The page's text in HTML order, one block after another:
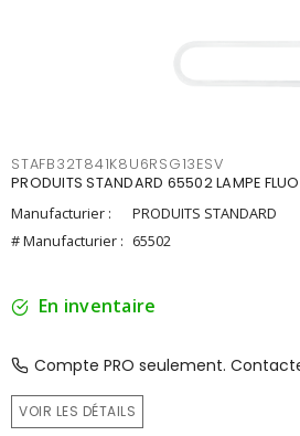
STAFB32T841K8U6RSG13ESV
PRODUITS STANDARD 65502 LAMPE
Manufacturier :
PRODUITS STANDARD
# Manufacturier : 65502
En inventaire
Compte PRO seulement.
VOIR LES DÉTAILS